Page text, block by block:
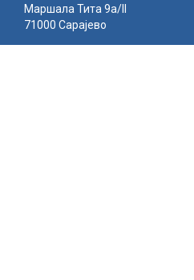
Маршала Тита 9а/II
71000 Сарајево